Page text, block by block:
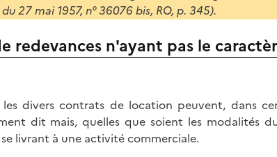
27 mai 1957, n° 36076 bis, RO, p. 345).
redevances n'ayant pas le
les divers contrats de location peuvent, dans
dit mais, quelles que soient les modalités
livrant à une activité commerciale.